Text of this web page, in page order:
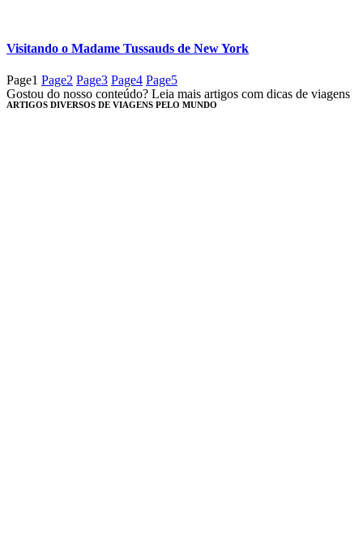
Visitando o Madame Tussauds de New York
Page1 Page2 Page3 Page4 Page5
Gostou do nosso conteúdo? Leia mais artigos com dicas de viagens
ARTIGOS DIVERSOS DE VIAGENS PELO MUNDO​